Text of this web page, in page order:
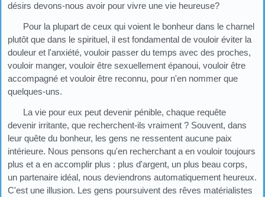
désirs devons-nous avoir pour vivre une vie heureuse?
Pour la plupart de ceux qui voient le bonheur dans le charnel
plutôt que dans le spirituel, il est fondamental de vouloir éviter la
douleur et l'anxiété, vouloir passer du temps avec des proches,
vouloir manger, vouloir être sexuellement épanoui, vouloir être
accompagné et vouloir être reconnu, pour n'en nommer que
quelques-uns.
La vie pour eux peut devenir pénible, chaque requête
devenir irritante, que recherchent-ils vraiment ? Souvent, dans
leur quête du bonheur, les gens ne ressentent aucune paix
intérieure. Nous pensons qu'en recherchant a en vouloir toujours
plus et a en accomplir plus : plus d'argent, un plus beau corps,
un partenaire idéal, nous deviendrons automatiquement heureux.
C'est une illusion. Les gens poursuivent des rêves matérialistes